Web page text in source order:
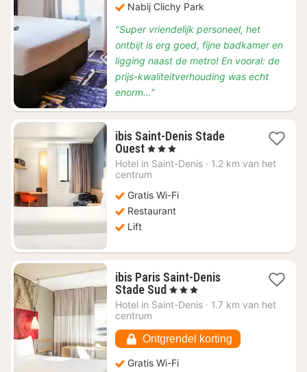
Nabij Clichy Park
"Super vriendelijk personeel, het
ontbijt is erg goed, fijne badkamer en
ligging naast de metro! En vooral: de
prijs-kwaliteitverhouding was echt
enorm..."
ibis Saint-Denis Stade
Ouest1
nacht
vanaf
68,73
, 3 Sterren
Hotel in Saint-Denis · 1.2 km van het
centrum
Gratis Wi-Fi
Restaurant
Lift
ibis Paris Saint-Denis
Stade Sud 1
nacht
79,21
, 3 Sterren
Hotel in Saint-Denis · 1.7 km van het
centrum
Ontgrendel korting
Gratis Wi-Fi